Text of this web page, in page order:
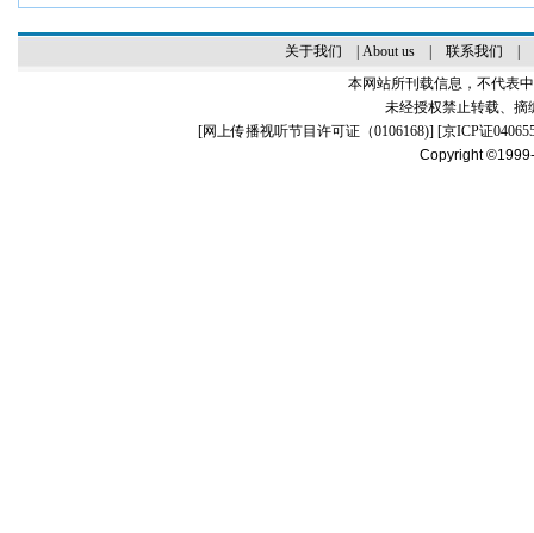
关于我们 About us| 联系我们
本网站所刊载信息，不代表
未经授权禁止转载、摘
[网上传播视听节目许可证（0106168)] [京ICP证
Copyright